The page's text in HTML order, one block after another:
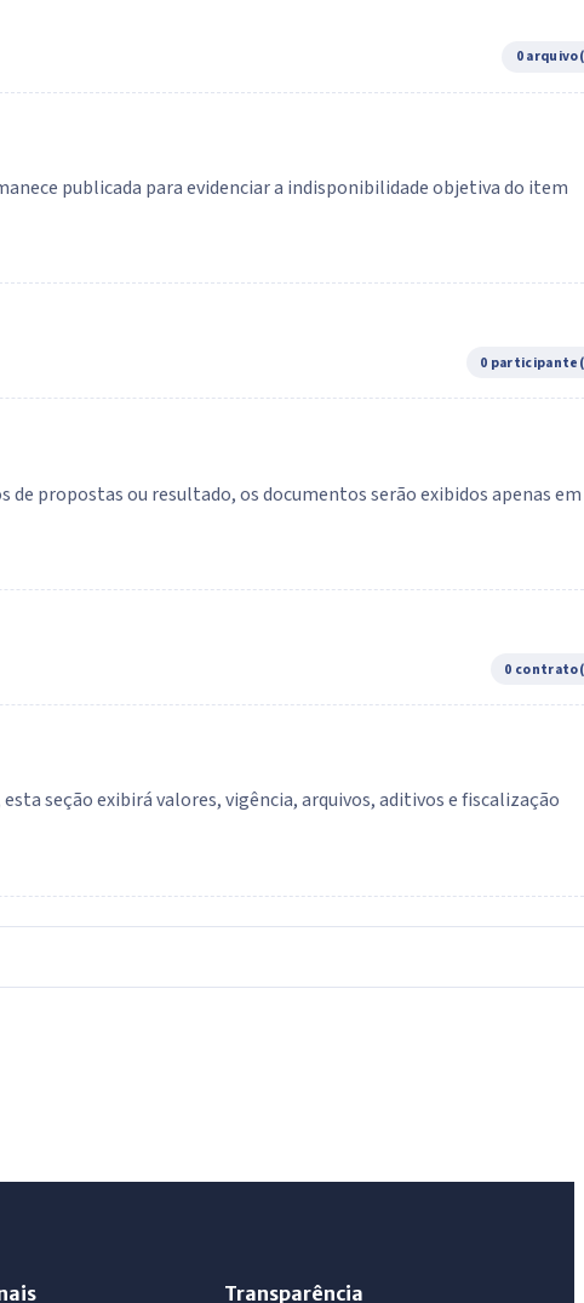
0
publicada para evidenciar a indisponibilidade objetiva do item
0
propostas ou resultado, os documentos serão exibidos apenas em
0
seção exibirá valores, vigência, arquivos, aditivos e fiscalização
Transparência
IntGest AI